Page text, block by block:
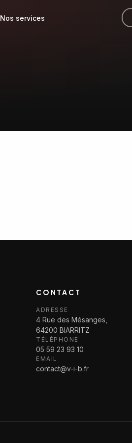
Nos services
CONTACT
ADRESSE
4 Rue des Mésanges,
64200 BIARRITZ
TÉLÉPHONE
05 59 23 93 10
EMAIL
contact@v-i-b.fr